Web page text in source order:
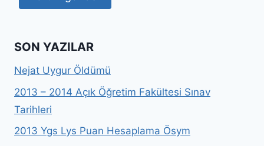
SON YAZILAR
Nejat Uygur Öldümü
2013 – 2014 Açık Öğretim Fakültesi Sınav
Tarihleri
2013 Ygs Lys Puan Hesaplama Ösym